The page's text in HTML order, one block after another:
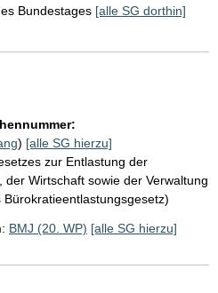
Bundestages [alle SG dorthin]
) [alle SG hierzu]
zur Entlastung der
der Wirtschaft sowie der Verwaltung
BMJ (20. WP) [alle SG hierzu]